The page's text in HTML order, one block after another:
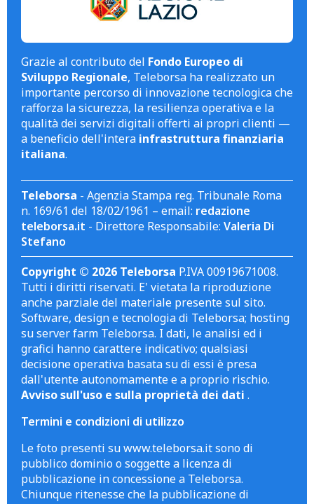
Grazie al contributo del Fondo Europeo di
Sviluppo Regionale, Teleborsa ha realizzato un
importante percorso di innovazione tecnologica che
rafforza la sicurezza, la resilienza operativa e la
qualità dei servizi digitali offerti ai propri clienti —
a beneficio dell'intera infrastruttura finanziaria
italiana.
Teleborsa - Agenzia Stampa reg. Tribunale Roma
n. 169/61 del 18/02/1961 – email: redazione
teleborsa.it - Direttore Responsabile: Valeria Di
Stefano
Copyright © 2026 Teleborsa P.IVA 00919671008.
Tutti i diritti riservati. E' vietata la riproduzione
anche parziale del materiale presente sul sito.
Software, design e tecnologia di Teleborsa; hosting
su server farm Teleborsa. I dati, le analisi ed i
grafici hanno carattere indicativo; qualsiasi
decisione operativa basata su di essi è presa
dall'utente autonomamente e a proprio rischio.
Avviso sull'uso e sulla proprietà dei dati .
Termini e condizioni di utilizzo
Le foto presenti su www.teleborsa.it sono di
pubblico dominio o soggette a licenza di
pubblicazione in concessione a Teleborsa.
Chiunque ritenesse che la pubblicazione di